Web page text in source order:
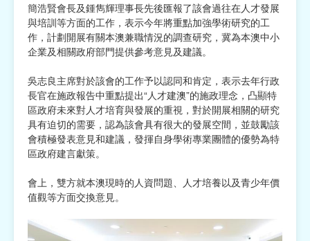
公民社團及同鄉會
國際
其他
簡浩賢會長及鍾雋輝理事長先後匯報了該會過往在人才發展
與培訓等方面的工作，表示今年將重點加強學術研究的工
作，計劃開展有關本澳兼職情況的調查研究，冀為本澳中小
企業及相關政府部門提供參考意見及建議。
吳志良主席對於該會的工作予以認同和肯定，表示去年行政
長官在施政報告中重點提出“人才建澳”的施政理念，凸顯特
區政府未來對人才培育與發展的重視，對於開展相關的研究
具有迫切的需要，認為該會具有很大的發展空間，並鼓勵該
會積極發表意見和建議，發揮自身學術專業團體的優勢為特
區政府建言獻策。
會上，雙方就本澳現時的人資問題、人才培養以及青少年價
值觀等方面交換意見。